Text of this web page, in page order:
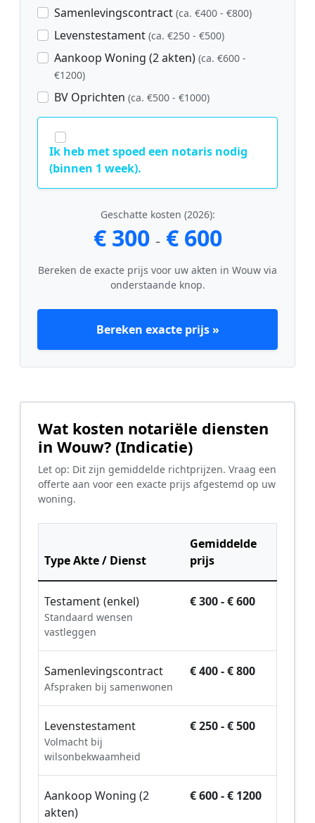
Samenlevingscontract (ca. €400 - €800)
Levenstestament (ca. €250 - €500)
Aankoop Woning (2 akten) (ca. €600 -
€1200)
BV Oprichten (ca. €500 - €1000)
Ik heb met spoed een notaris nodig
(binnen 1 week).
Geschatte kosten (2026):
€ 300 - € 600
Bereken de exacte prijs voor uw akten in Wouw via
onderstaande knop.
Bereken exacte prijs »
Wat kosten notariële diensten
in Wouw? (Indicatie)
Let op: Dit zijn gemiddelde richtprijzen. Vraag een
offerte aan voor een exacte prijs afgestemd op uw
woning.
Type Akte / Dienst
Gemiddelde
prijs
Testament (enkel)
Standaard wensen
vastleggen
€ 300 - € 600
Samenlevingscontract
Afspraken bij samenwonen
€ 400 - € 800
Levenstestament
Volmacht bij
wilsonbekwaamheid
€ 250 - € 500
Aankoop Woning (2
akten)
€ 600 - € 1200